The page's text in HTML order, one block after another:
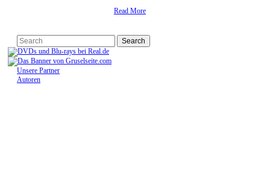
Read More
Unsere Partner
Autoren